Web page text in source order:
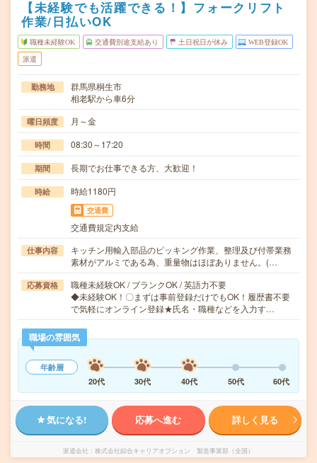
【未経験でも活躍できる！】フォークリフト
作業/日払いOK
職種未経験OK 交通費別途支給あり 土日祝日が休み WEB登録OK
派遣
勤務地
群馬県桐生市
相老駅から車6分
曜日頻度 月～金
時間 08:30～17:20
期間 長期でお仕事できる方、大歓迎！
時給 時給1180円
交通費
交通費規定内支給
仕事内容
キッチン用輸入部品のピッキング作業、整理及び付帯業務
素材がアルミである為、重量物はほぼありません。(…
応募資格
職種未経験OK / ブランクOK / 英語力不要
◆未経験OK！〇まずは事前登録だけでもOK！履歴書不要
で気軽にオンライン登録★氏名・職種などを入力す…
職場の雰囲気
年齢層
20代
30代 40代 50代 60代
気になる! 応募へ進む 詳しく見る
派遣会社 株式会社綜合キャリアオプション 製造事業部（全国）